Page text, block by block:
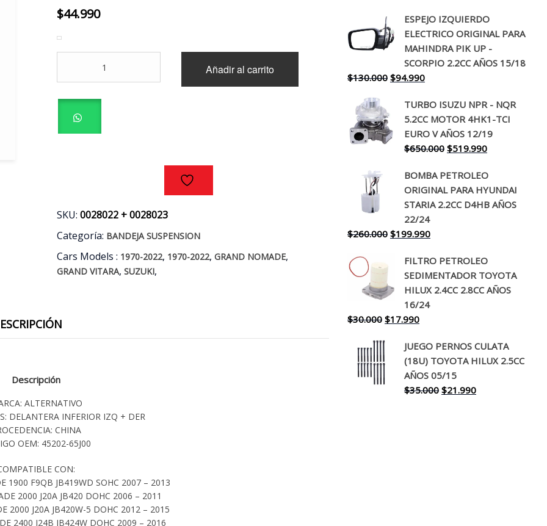
$44.990
DELANTERAS
INFERIORES
(PAR)
GRAND
NOMADE
cantidad
Añadir al carrito
SKU:0028022 + 0028023
Categoría: BANDEJA SUSPENSION
Cars Models : 1970-2022, 1970-2022,GRAND NOMADE,
GRAND VITARA,SUZUKI,
Descripción
ALTERNATIVO
DELANTERA INFERIOR IZQ + DER
CHINA
OEM: 45202-65J00
CON:
1900 F9QB JB419WD SOHC 2007 – 2013
2000 J20A JB420 DOHC 2006 – 2011
2000 J20A JB420W-5 DOHC 2012 – 2015
2400 J24B JB424W DOHC 2009 – 2016
ESPEJO IZQUIERDO
ELECTRICO ORIGINAL PARA
MAHINDRA PIK UP -
SCORPIO 2.2CC AÑOS 15/18
$130.000 El
original
era:
$130.000.
$94.990El
actual
es:
$94.990.
TURBO ISUZU NPR - NQR
5.2CC MOTOR 4HK1-TCI
EURO V AÑOS 12/19
$650.000 El
original
era:
$650.000.
$519.990El
actual
es:
$519.990.
BOMBA PETROLEO
ORIGINAL PARA HYUNDAI
STARIA 2.2CC D4HB AÑOS
22/24
$260.000 El
original
era:
$260.000.
$199.990El
actual
es:
$199.990.
FILTRO PETROLEO
SEDIMENTADOR TOYOTA
HILUX 2.4CC 2.8CC AÑOS
16/24
$30.000 El
original
era:
$30.000.
$17.990El
actual
es:
$17.990.
JUEGO PERNOS CULATA
(18U) TOYOTA HILUX 2.5CC
AÑOS 05/15
$35.000 El
$21.990El